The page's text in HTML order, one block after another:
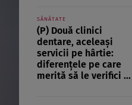
SĂNĂTATE
(P) Două clinici
dentare, aceleași
servicii pe hârtie:
diferențele pe care
merită să le verifici ...